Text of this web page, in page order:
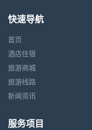
快速导航
首页
酒店住宿
旅游商城
旅游线路
新闻资讯
服务项目